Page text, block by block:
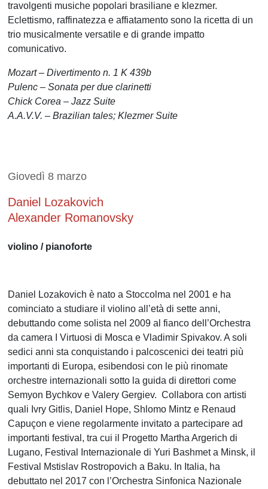
travolgenti musiche popolari brasiliane e klezmer.
Eclettismo, raffinatezza e affiatamento sono la ricetta di un
trio musicalmente versatile e di grande impatto
comunicativo.
Mozart – Divertimento n. 1 K 439b
Pulenc – Sonata per due clarinetti
Chick Corea – Jazz Suite
A.A.V.V. – Brazilian tales; Klezmer Suite
Giovedì 8 marzo
Daniel Lozakovich
Alexander Romanovsky
violino / pianoforte
Daniel Lozakovich è nato a Stoccolma nel 2001 e ha
cominciato a studiare il violino all’età di sette anni,
debuttando come solista nel 2009 al fianco dell’Orchestra
da camera I Virtuosi di Mosca e Vladimir Spivakov. A soli
sedici anni sta conquistando i palcoscenici dei teatri più
importanti di Europa, esibendosi con le più rinomate
orchestre internazionali sotto la guida di direttori come
Semyon Bychkov e Valery Gergiev. Collabora con artisti
quali Ivry Gitlis, Daniel Hope, Shlomo Mintz e Renaud
Capuçon e viene regolarmente invitato a partecipare ad
importanti festival, tra cui il Progetto Martha Argerich di
Lugano, Festival Internazionale di Yuri Bashmet a Minsk, il
Festival Mstislav Rostropovich a Baku. In Italia, ha
debuttato nel 2017 con l’Orchestra Sinfonica Nazionale